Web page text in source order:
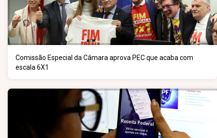
Comissão Especial da Câmara aprova PEC que acaba com
escala 6X1